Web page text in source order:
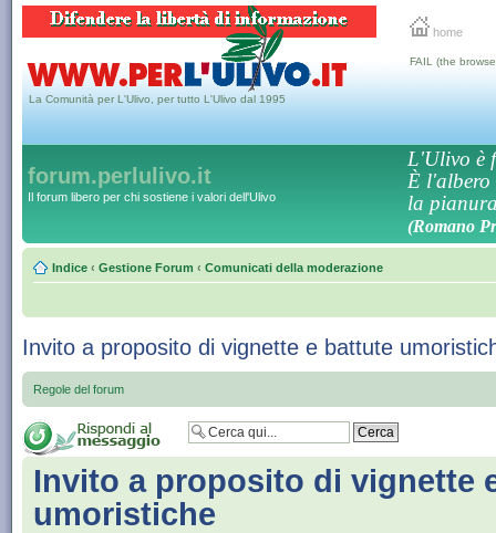
home
La Comunità per L'Ulivo, per tutto L'Ulivo dal 1995
FAIL (the
forum.perlulivo.it
Il forum libero per chi sostiene i valori dell'Ulivo
L'Ulivo è
È l'albero
la
(Romano
Indice ‹ Gestione Forum ‹ Comunicati della moderazione
Invito a proposito di vignette e battute
Regole del forum
Invito a proposito di vignette
umoristiche